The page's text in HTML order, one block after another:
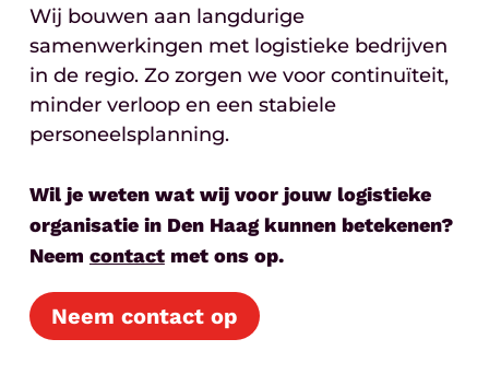
Wij bouwen aan langdurige
samenwerkingen met logistieke bedrijven
in de regio. Zo zorgen we voor continuïteit,
minder verloop en een stabiele
personeelsplanning.
Wil je weten wat wij voor jouw logistieke
organisatie in Den Haag kunnen betekenen?
Neem contactmet ons op.
Neem contact op